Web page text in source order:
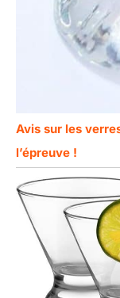
Avis sur les
l’épreuve !